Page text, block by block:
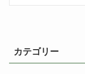
カテゴリー